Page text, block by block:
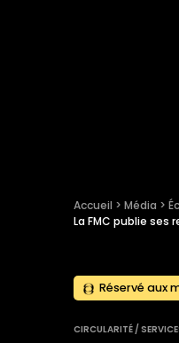
Accueil > Média >
Réservé aux
CIRCULARITÉ /